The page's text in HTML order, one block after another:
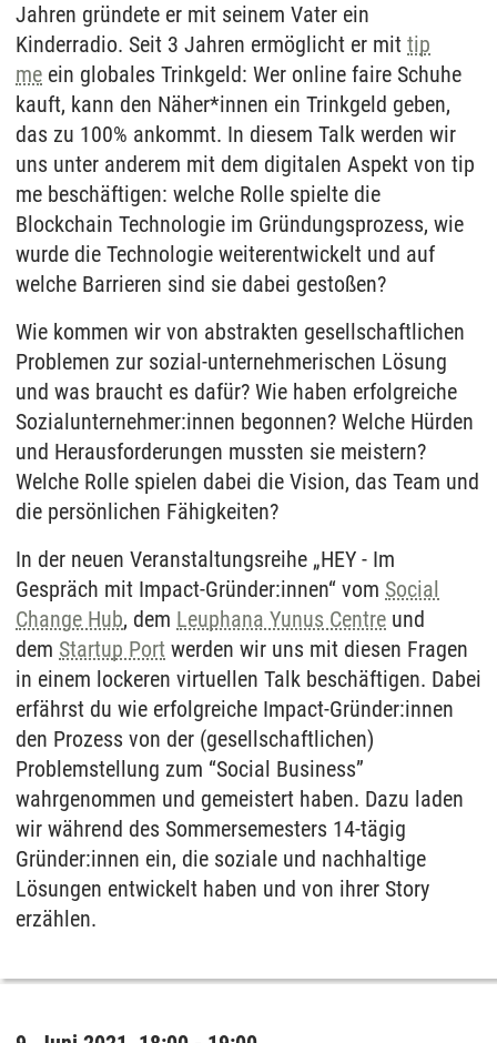
Jahren gründete er mit seinem Vater ein
Kinderradio. Seit 3 Jahren ermöglicht er mit tip
me ein globales Trinkgeld: Wer online faire Schuhe
kauft, kann den Näher*innen ein Trinkgeld geben,
das zu 100% ankommt. In diesem Talk werden wir
uns unter anderem mit dem digitalen Aspekt von tip
me beschäftigen: welche Rolle spielte die
Blockchain Technologie im Gründungsprozess, wie
wurde die Technologie weiterentwickelt und auf
welche Barrieren sind sie dabei gestoßen?
Wie kommen wir von abstrakten gesellschaftlichen
Problemen zur sozial-unternehmerischen Lösung
und was braucht es dafür? Wie haben erfolgreiche
Sozialunternehmer:innen begonnen? Welche Hürden
und Herausforderungen mussten sie meistern?
Welche Rolle spielen dabei die Vision, das Team und
die persönlichen Fähigkeiten?
In der neuen Veranstaltungsreihe „HEY - Im
Gespräch mit Impact-Gründer:innen“ vom Social
Change Hub, dem Leuphana Yunus Centre und
dem Startup Port werden wir uns mit diesen Fragen
in einem lockeren virtuellen Talk beschäftigen. Dabei
erfährst du wie erfolgreiche Impact-Gründer:innen
den Prozess von der (gesellschaftlichen)
Problemstellung zum “Social Business”
wahrgenommen und gemeistert haben. Dazu laden
wir während des Sommersemesters 14-tägig
Gründer:innen ein, die soziale und nachhaltige
Lösungen entwickelt haben und von ihrer Story
erzählen.